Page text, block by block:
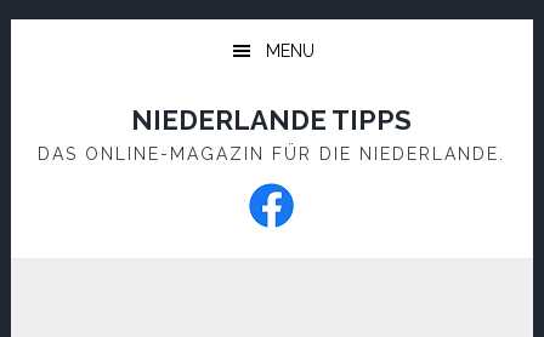
Skip
Skip
MENU
NIEDERLANDE TIPPS
DAS ONLINE-MAGAZIN FÜR DIE NIEDERLANDE.